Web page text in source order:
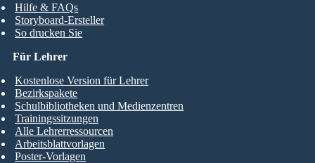
Hilfe & FAQs
Storyboard-Ersteller
So drucken Sie
Für Lehrer
Kostenlose Version für Lehrer
Bezirkspakete
Schulbibliotheken und Medienzentren
Trainingssitzungen
Alle Lehrerressourcen
Arbeitsblattvorlagen
Poster-Vorlagen